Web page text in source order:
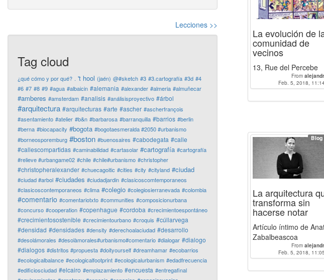
Lecciones >>
Tag cloud
¿qué cómo y por qué? . 't hool (jaén) @#sketch #3 #3.cartografía #3d #4
#6 #7 #8 #9 #agua #albaicin #alemania #alexander #almeria #almuñecar
#amberes #amsterdam #analisis #análisisproyectivo #árbol
#arquitectura #arquitecturas #arte #ascher #ascherfrançois
#asentamiento #atelier #b&n #barbarosa #barranquilla #barrios #berlin
#berna #biocapacity #bogota #bogotaesmeralda #2050 #urbanismo
#borneosporemburg #boston #buenosaires #cabodegata #calle
#callescompartidas #caminabilidad #cartasolar #cartografía #cartografía
#relieve #urbangame02 #chile #chile#urbanismo #christopher
#christopheralexander #chuecagoitic #cities #city #cityland #ciudad
#ciudad #arbol #ciudades #ciudadjardin #clasicoscomtemporaneos
#clasicoscontemporaneos #clima #colegio #colegiosierranevada #colombia
#comentario #comentariotxto #communities #composicionurbana
#concurso #cooperation #copenhague #cordoba #crecimientoespontáneo
#crecimientosostenible #crecimientourbano #croquis #cúllarvega
#densidad #densidades #density #derechoalaciudad #desarrollo
#desolámorales #desolàmorales#urbanismo#comentario #dialogar #dialogo
#dialogos #distritos #propuesta #doityourself #dreamhamar #ecobarrios
#ecologicalbalance #ecologicalfootprint #ecologicalurbanism #edadfrecuencia
#edificiosciudad #elcairo #emplazamiento #encuesta #entregafinal
La evolución de
comunidad de
vecinos
13, Rue del Percebe
From
Feb. 5, 2018,
La arquitectura
transforma sin
hacerse notar
Artículo íntimo de
Zabalbeascoa
From
Feb. 5, 2018,